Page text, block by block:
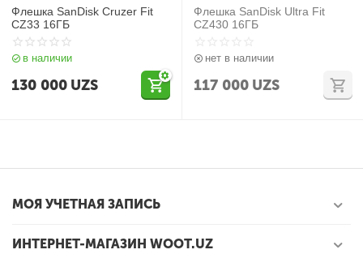
Флешка SanDisk Cruzer Fit
CZ33 16ГБ
в наличии
130 000 UZS
Флешка SanDisk Ultra Fit
CZ430 16ГБ
нет в наличии
117 000 UZS
МОЯ УЧЕТНАЯ ЗАПИСЬ
ИНТЕРНЕТ-МАГАЗИН WOOT.UZ